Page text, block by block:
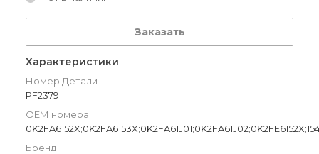
Заказать
Характеристики
Номер Детали
PF2379
ОЕМ номера
Бренд